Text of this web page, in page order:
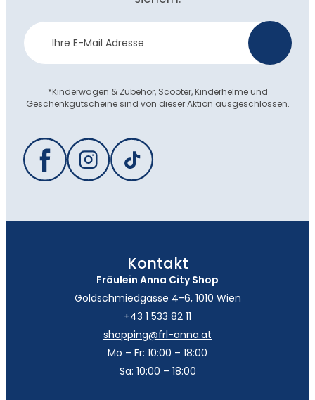
Newsletter
Anmeldung
*Kinderwägen & Zubehör, Scooter, Kinderhelme und
Geschenkgutscheine sind von dieser Aktion ausgeschlossen.
Kontakt
Fräulein Anna City Shop
Goldschmiedgasse 4-6, 1010 Wien
+43 1 533 82 11
shopping@frl-anna.at
Mo – Fr: 10:00 – 18:00
Sa: 10:00 – 18:00